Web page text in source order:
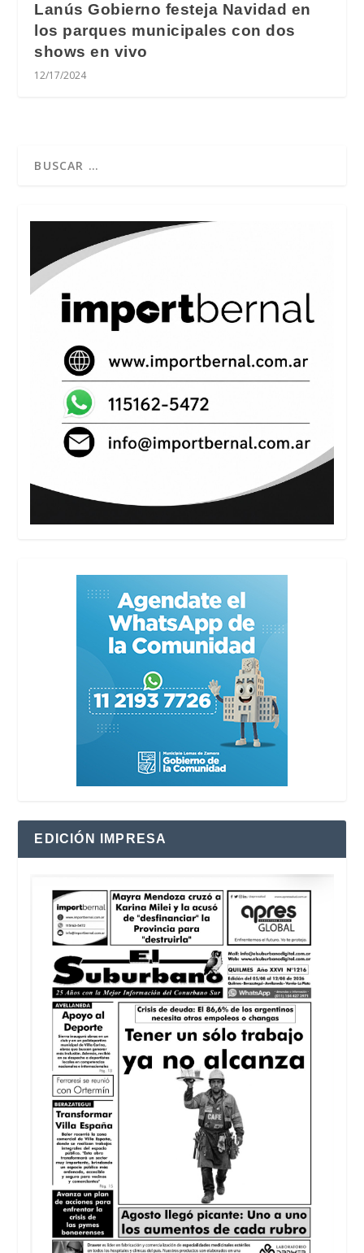
Lanús Gobierno festeja Navidad en
los parques municipales con dos
shows en vivo
12/17/2024
EDICIÓN IMPRESA